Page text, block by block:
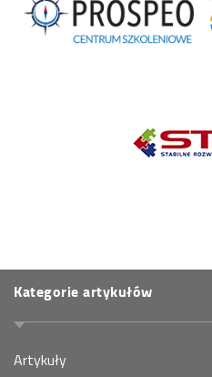
Kategorie artykułów
Artykuły